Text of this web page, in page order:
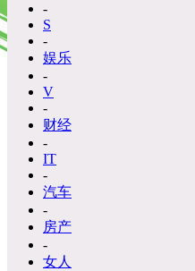
-
S
-
娱乐
-
V
-
财经
-
IT
-
汽车
-
房产
-
女人